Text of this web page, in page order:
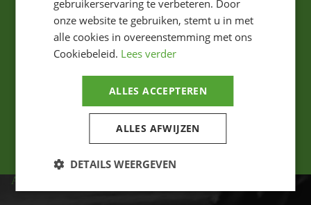
Ik ga akkoord met het privacybeleid.
ADRES
gebruikerservaring te verbeteren. Door
onze website te gebruiken, stemt u in met
alle cookies in overeenstemming met ons
Cookiebeleid. Lees verder
ALLES ACCEPTEREN
ALLES AFWIJZEN
DETAILS WEERGEVEN